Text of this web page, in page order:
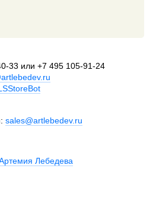
33 или +7 495 105-91-24
sales@artlebedev.ru
Лебедева